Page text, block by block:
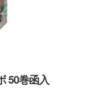
50巻函入